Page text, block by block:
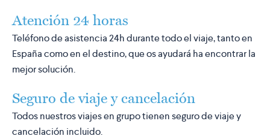
Atención 24 horas
Teléfono de asistencia 24h durante todo el viaje, tanto en
España como en el destino, que os ayudará ha encontrar la
mejor solución.
Seguro de viaje y cancelación
Todos nuestros viajes en grupo tienen seguro de viaje y
cancelación incluido.